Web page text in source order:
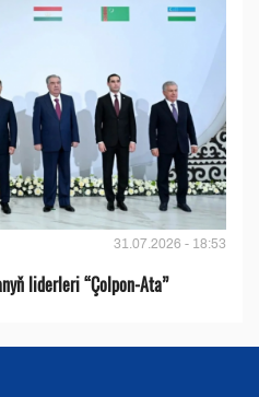
31.07.2026 - 18:53
liderleri “Çolpon-Ata”